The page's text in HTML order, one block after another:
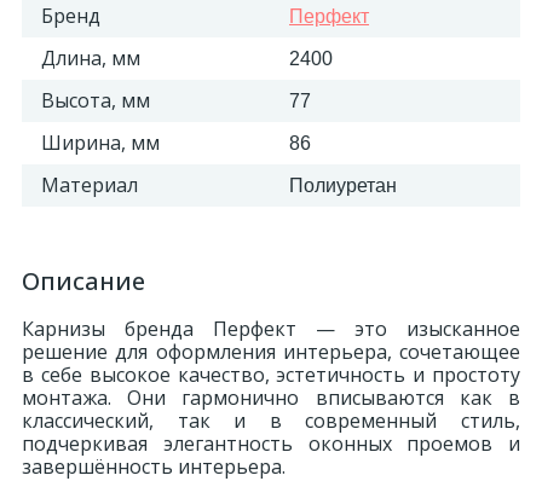
Бренд Перфект
Длина, мм 2400
Высота, мм 77
Ширина, мм 86
Материал Полиуретан
Описание
Карнизы бренда Перфект — это изысканное
решение для оформления интерьера, сочетающее
в себе высокое качество, эстетичность и простоту
монтажа. Они гармонично вписываются как в
классический, так и в современный стиль,
подчеркивая элегантность оконных проемов и
завершённость интерьера.